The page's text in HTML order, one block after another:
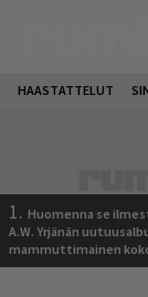
HAASTATTELUT
1. Huomenna se
A.W. Yrjänän
mammuttimainen